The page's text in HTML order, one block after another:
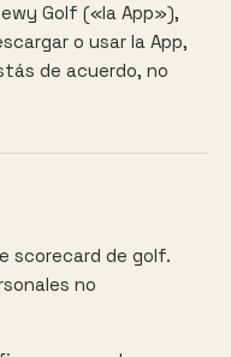
Golf («la App»),
o usar la App,
de acuerdo, no
scorecard de golf.
no